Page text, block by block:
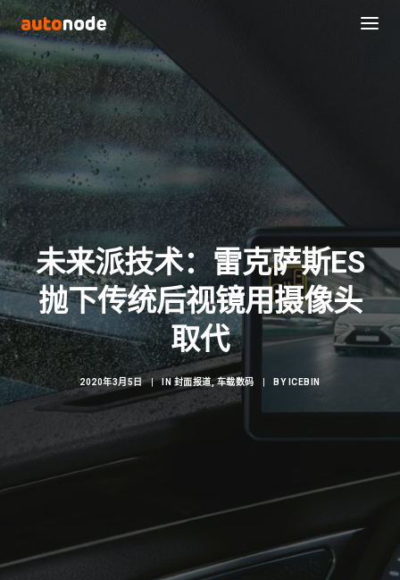
Search
未来派技术：雷克萨斯ES
抛下传统后视镜用摄像头
取代
2020年3月5日 | IN 封面报道,车载数码 BY ICEBIN